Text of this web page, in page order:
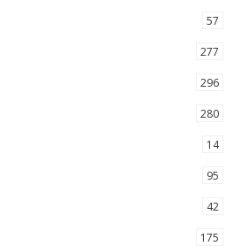
57
277
296
280
14
95
42
175